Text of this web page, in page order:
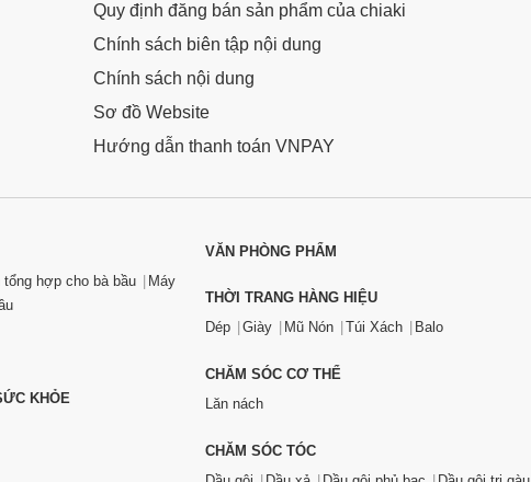
Quy định đăng bán sản phẩm của chiaki
Chính sách biên tập nội dung
Chính sách nội dung
Sơ đồ Website
Hướng dẫn thanh toán VNPAY
tổng hợp cho bà bầu
Máy
KHỎE
VĂN PHÒNG PHẨM
THỜI TRANG HÀNG HIỆU
Dép
Giày Mũ Nón Túi Xách Balo
CHĂM SÓC CƠ THỂ
Lăn nách
CHĂM SÓC TÓC